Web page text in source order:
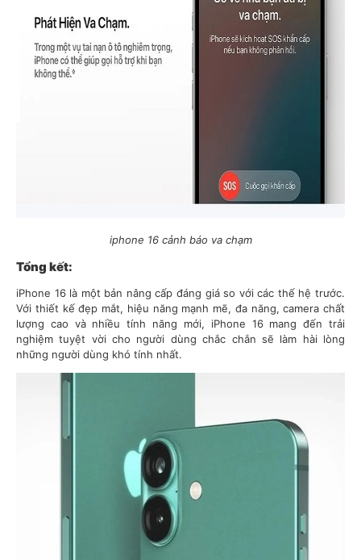
iphone 16 cảnh báo va chạm
Tổng kết:
iPhone 16 là một bản nâng cấp đáng giá so với các thế hệ trước.
Với thiết kế đẹp mắt, hiệu năng mạnh mẽ, đa năng, camera chất
lượng cao và nhiều tính năng mới, iPhone 16 mang đến trải
nghiệm tuyệt vời cho người dùng chắc chắn sẽ làm hài lòng
những người dùng khó tính nhất.